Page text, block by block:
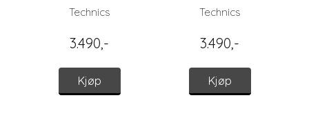
Technics
3.490,-
Kjøp
Technics
3.490,-
Kjøp